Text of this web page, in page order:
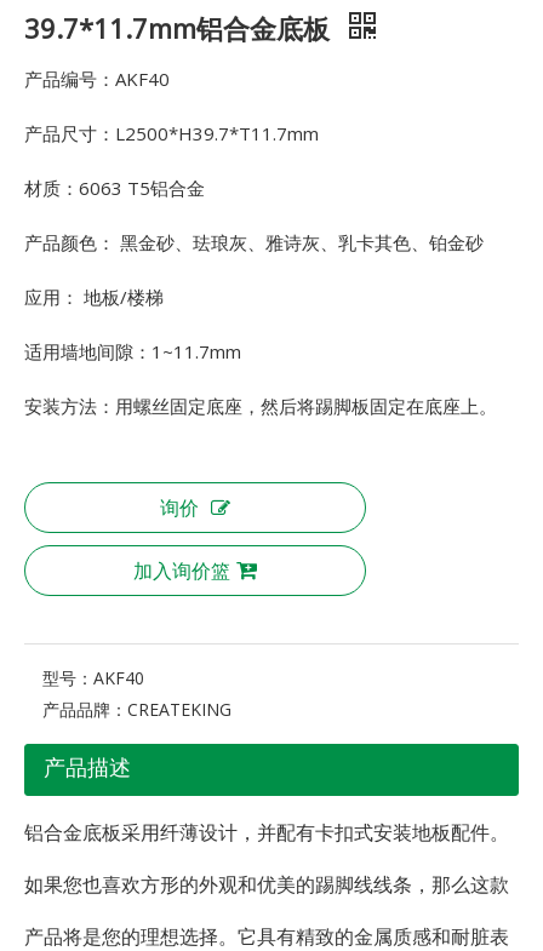
39.7*11.7mm铝合金底板
产品编号：AKF40
产品尺寸：L2500*H39.7*T11.7mm
材质：6063 T5铝合金
产品颜色： 黑金砂、珐琅灰、雅诗灰、乳卡其色、铂金砂
应用： 地板/楼梯
适用墙地间隙：1~11.7mm
安装方法：用螺丝固定底座，然后将踢脚板固定在底座上。
询价
加入询价篮
型号： AKF40
产品品牌： CREATEKING
产品描述
铝合金底板采用纤薄设计，并配有卡扣式安装地板配件。
如果您也喜欢方形的外观和优美的踢脚线线条，那么这款
产品将是您的理想选择。它具有精致的金属质感和耐脏表